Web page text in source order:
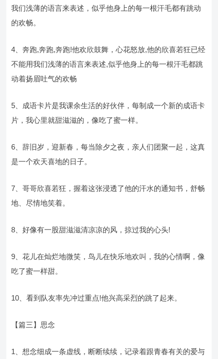
我们浅薄的语言来表述，似乎他身上的每一根汗毛都有跳动
的欢畅。
4、奔跑,奔跑,奔跑!他欢欣鼓舞，心花怒放,他的欣喜若狂已经
不能用我们浅薄的语言来表述,似乎他身上的每一根汗毛都跳
动着扬眉吐气的欢畅
5、成语卡片是我课余生活的好伙伴，每制成一个新的成语卡
片，我心里就甜滋滋的，像吃了蜜一样。
6、辞旧岁，迎新春，每当除夕之夜，亲人们团聚一起，这真
是一个欢天喜地的日子。
7、哥哥欣喜若狂，握着这张浸透了他的汗水的通知书，舒畅
地、尽情地笑着。
8、好像有一股甜滋滋清凉凉的风，掠过我的心头!
9、花儿在灿烂地微笑，鸟儿在快乐地欢叫，我的心情啊，像
吃了蜜一样甜。
10、看到队友率先冲过重点!他兴高采烈的跳了起来。
【篇三】思念
1、想念细成一条虚线，断断续续，记录着跟青春有关的爱与